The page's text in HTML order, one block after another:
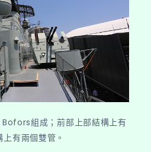
組成；前部上部結構上有
有兩個雙管。